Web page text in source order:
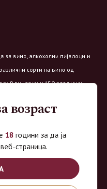
за вино, алкохолни пијалоци и
сорти на вино од
8 винарии и 150 различни
возраст
18 години за да ја
страница.